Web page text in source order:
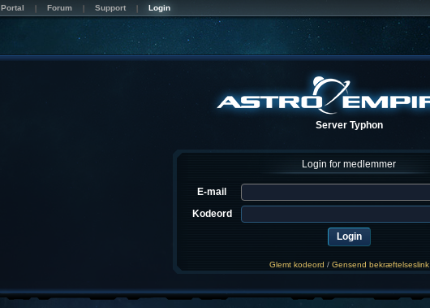
Portal Forum Support Login
Server Typhon
Login for medlemmer
E-mail
Kodeord
Glemt kodeord / Gensend bekræftelseslink